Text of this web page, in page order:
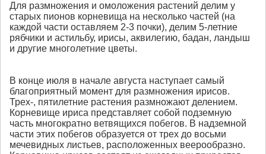
Для размножения и омоложения растений делим у
старых пионов корневища на несколько частей (на
каждой части оставляем 2-3 почки), делим 5-летние
рябчики и астильбу, ирисы, аквилегию, бадан, ландыш
и другие многолетние цветы.
В конце июля в начале августа наступает самый
благоприятный момент для размножения ирисов.
Трех-, пятилетние растения размножают делением.
Корневище ириса представляет собой подземную
часть многократно ветвящихся побегов. В надземной
части этих побегов образуется от трех до восьми
мечевидных листьев, расположенных веерообразно.